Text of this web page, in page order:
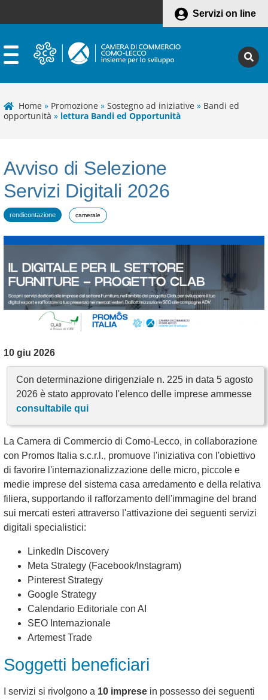
Servizi on line
Home » Promozione » Sostegno ad iniziative » Bandi ed
opportunità » lettura Bandi ed Opportunità
Avviso di Selezione
Servizi Digitali 2026
rendicontazione camerale
10 giu 2026
Con determinazione dirigenziale n. 225 in data 5 agosto
2026 è stato approvato l'elenco delle imprese ammesse
consultabile qui
La Camera di Commercio di Como-Lecco, in collaborazione
con Promos Italia s.c.r.l., promuove l'iniziativa con l'obiettivo
di favorire l'internazionalizzazione delle micro, piccole e
medie imprese del sistema casa arredamento e della relativa
filiera, supportando il rafforzamento dell'immagine del brand
sui mercati esteri attraverso l'attivazione dei seguenti servizi
digitali specialistici:
LinkedIn Discovery
Meta Strategy (Facebook/Instagram)
Pinterest Strategy
Google Strategy
Calendario Editoriale con AI
SEO Internazionale
Artemest Trade
Soggetti beneficiari
I servizi si rivolgono a 10 imprese in possesso dei seguenti